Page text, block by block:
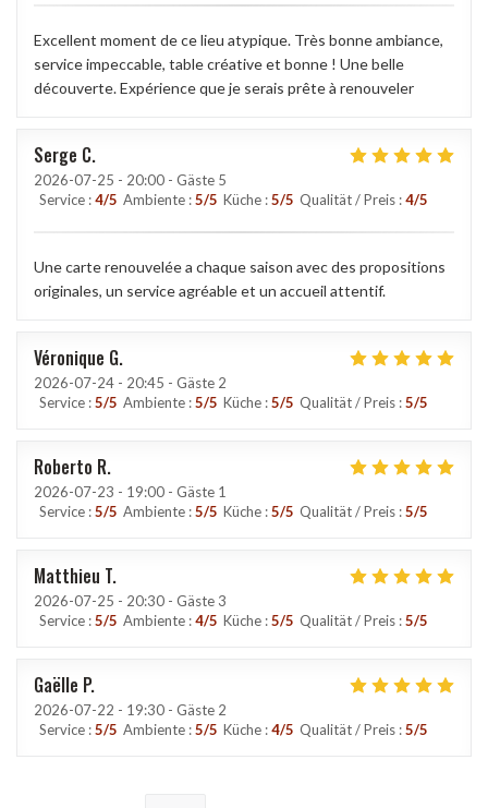
Excellent moment de ce lieu atypique. Très bonne ambiance,
service impeccable, table créative et bonne ! Une belle
découverte. Expérience que je serais prête à renouveler
Serge C
2026-07-25 - 20:00 - Gäste 5
Service :4/5 Ambiente :5/5 Küche :5/5 Qualität / Preis :4/5
Une carte renouvelée a chaque saison avec des propositions
originales, un service agréable et un accueil attentif.
Véronique G
2026-07-24 - 20:45 - Gäste 2
Service :5/5 Ambiente :5/5 Küche :5/5 Qualität / Preis :5/5
Roberto R
2026-07-23 - 19:00 - Gäste 1
Service :5/5 Ambiente :5/5 Küche :5/5 Qualität / Preis :5/5
Matthieu T
2026-07-25 - 20:30 - Gäste 3
Service :5/5 Ambiente :4/5 Küche :5/5 Qualität / Preis :5/5
Gaëlle P
2026-07-22 - 19:30 - Gäste 2
Service :5/5 Ambiente :5/5 Küche :4/5 Qualität / Preis :5/5